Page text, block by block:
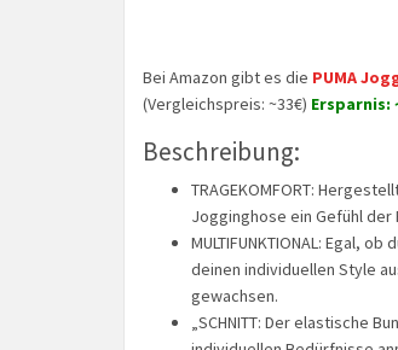
Bei Amazon gibt es die PUMA
(Vergleichspreis: ~33€) Ersparnis:
Beschreibung:
TRAGEKOMFORT:
Jogginghose ein Gefühl
MULTIFUNKTIONAL: Egal,
deinen individuellen Style
gewachsen.
„SCHNITT: Der elastische